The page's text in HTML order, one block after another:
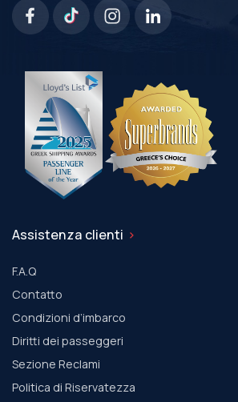
Assistenza clienti
F.A.Q
Contatto
Condizioni d’imbarco
Diritti dei passeggeri
Sezione Reclami
Politica di Riservatezza